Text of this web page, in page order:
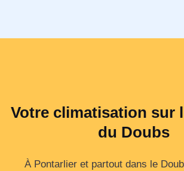
Votre climatisation sur
du Doubs
À Pontarlier et partout dans le